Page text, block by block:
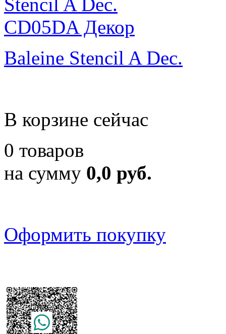
Baleine Stencil A Dec.
В корзине сейчас
0 товаров
на сумму 0,0 руб.
Оформить покупку